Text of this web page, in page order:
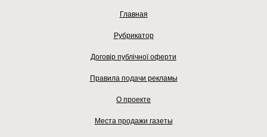
Главная
Рубрикатор
Договір публічної оферти
Правила подачи рекламы
О проекте
Места продажи газеты